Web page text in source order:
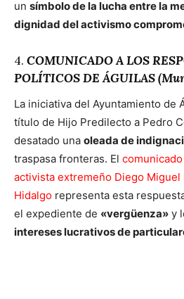
un símbolo de la lucha entre la
dignidad del activismo
4. COMUNICADO A LOS
POLÍTICOS DE ÁGUILAS
La iniciativa del Ayuntamiento de
título de Hijo Predilecto a Pedro
desatado una oleada de
traspasa fronteras. El
activista extremeño Diego Miguel
Hidalgo representa esta
el expediente de «vergüenza» y
intereses lucrativos de